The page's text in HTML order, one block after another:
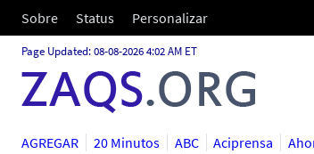
Sobre Status Personalizar
Page Updated: 08-08-2026 4:02 AM ET
AGREGAR 20 Minutos ABC Aciprensa